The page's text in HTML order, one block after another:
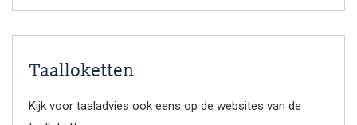
Taalloketten
Kijk voor taaladvies ook eens op de websites van de